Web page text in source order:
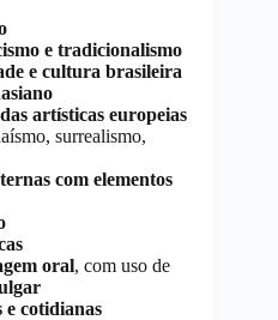
e tradicionalismo
e cultura brasileira
artísticas europeias
surrealismo,
com elementos
oral, com uso de
e cotidianas